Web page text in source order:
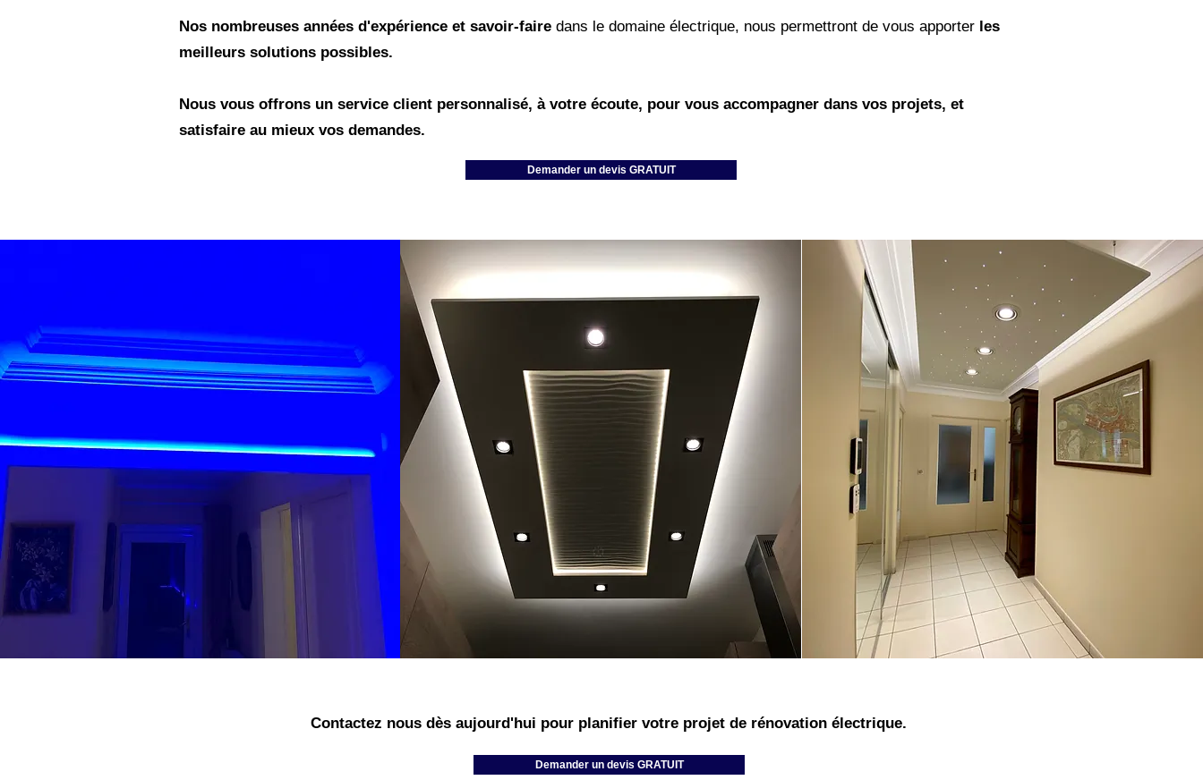
Nos nombreuses années d'expérience et savoir-faire dans le domaine électrique, nous permettront de vous apporter les
meilleurs solutions possibles.
Nous vous offrons un service client personnalisé, à votre écoute, pour vous accompagner dans vos projets, et
satisfaire au mieux vos demandes.
Demander un devis GRATUIT
Contactez nous dès aujourd'hui pour planifier votre projet de rénovation électrique.
Demander un devis GRATUIT